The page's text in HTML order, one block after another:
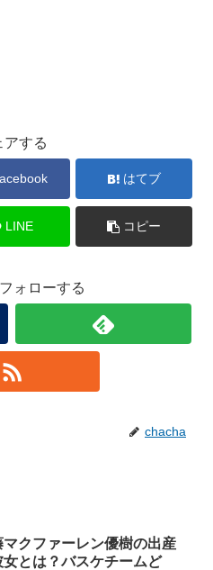
ルパーティー
すか？」と誘いにきまし
んに
アする
はてブ
LINE コピー
ォローする
chacha
マクファーレン優樹の出産
女とは？バスケチームど